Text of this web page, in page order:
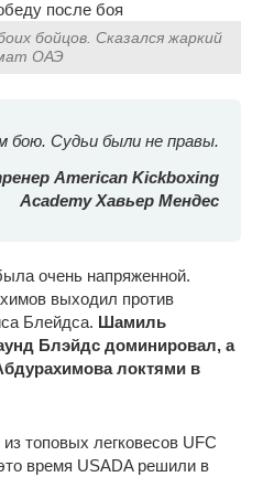
бойцов. Сказался жаркий
ОАЭ
бою. Судьи были не правы.
American Kickboxing
Academy Хавьер Мендес
очень напряженной.
выходил против
Блейдса. Шамиль
Блэйдс доминировал, а
локтями в
топовых легковесов UFC
время USADA решили в